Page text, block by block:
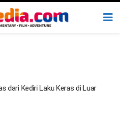
dari Kediri Laku Keras di Luar